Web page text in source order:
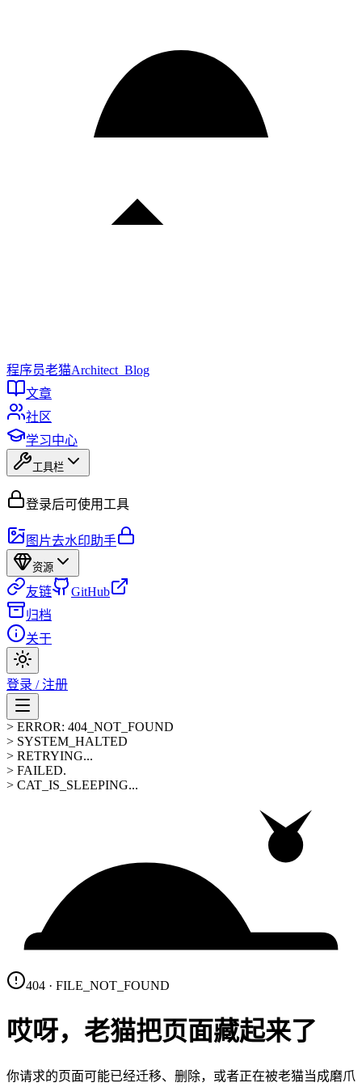
程序员老猫Architect_Blog
文章
社区
学习中心
工具栏
登录后可使用工具
图片去水印助手
资源
友链
GitHub
归档
关于
登录 / 注册
> ERROR: 404_NOT_FOUND
> SYSTEM_HALTED
> RETRYING...
> FAILED.
> CAT_IS_SLEEPING...
404 · FILE_NOT_FOUND
哎呀，老猫把页面藏起来了
你请求的页面可能已经迁移、删除，或者正在被老猫当成磨爪